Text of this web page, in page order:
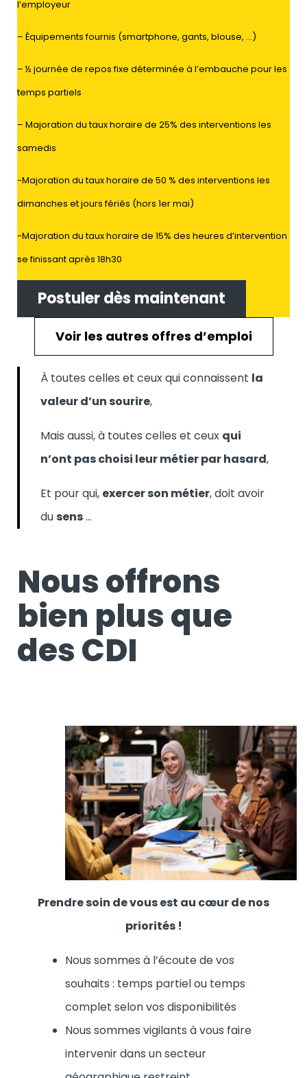
l’employeur
– Équipements fournis (smartphone, gants, blouse, …)
– ½ journée de repos fixe déterminée à l’embauche pour les
temps partiels
– Majoration du taux horaire de 25% des interventions les
samedis
-Majoration du taux horaire de 50 % des interventions les
dimanches et jours fériés (hors 1er mai)
-Majoration du taux horaire de 15% des heures d’intervention
se finissant après 18h30
Postuler dès maintenant
Voir les autres offres d’emploi
À toutes celles et ceux qui connaissent la
valeur d’un sourire,
Mais aussi, à toutes celles et ceux qui
n’ont pas choisi leur métier par hasard,
Et pour qui, exercer son métier, doit avoir
du sens…
Nous offrons
bien plus que
des CDI
Prendre soin de vous est au cœur de nos
priorités !
Nous sommes à l’écoute de vos
souhaits : temps partiel ou temps
complet selon vos disponibilités
Nous sommes vigilants à vous faire
intervenir dans un secteur